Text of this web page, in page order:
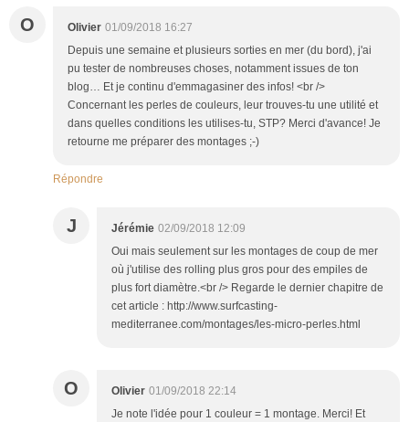
O Olivier 01/09/2018 16:27
Depuis une semaine et plusieurs sorties en mer (du bord), j'ai
pu tester de nombreuses choses, notamment issues de ton
blog… Et je continu d'emmagasiner des infos! <br />
Concernant les perles de couleurs, leur trouves-tu une utilité et
dans quelles conditions les utilises-tu, STP? Merci d'avance! Je
retourne me préparer des montages ;-)
Répondre
J Jérémie 02/09/2018 12:09
Oui mais seulement sur les montages de coup de mer
où j'utilise des rolling plus gros pour des empiles de
plus fort diamètre.<br /> Regarde le dernier chapitre de
cet article : http://www.surfcasting-
mediterranee.com/montages/les-micro-perles.html
O Olivier 01/09/2018 22:14
Je note l'idée pour 1 couleur = 1 montage. Merci! Et